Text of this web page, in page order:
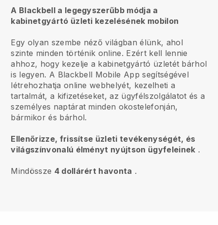
A Blackbell a legegyszerűbb módja a
kabinetgyártó üzleti kezelésének mobilon
Egy olyan szembe néző világban élünk, ahol
szinte minden történik online. Ezért kell lennie
ahhoz, hogy kezelje a kabinetgyártó üzletét bárhol
is legyen. A Blackbell Mobile App segítségével
létrehozhatja online webhelyét, kezelheti a
tartalmát, a kifizetéseket, az ügyfélszolgálatot és a
személyes naptárat minden okostelefonján,
bármikor és bárhol.
Ellenőrizze, frissítse üzleti tevékenységét, és
világszínvonalú élményt nyújtson ügyfeleinek .
Mindössze 4 dollárért havonta .